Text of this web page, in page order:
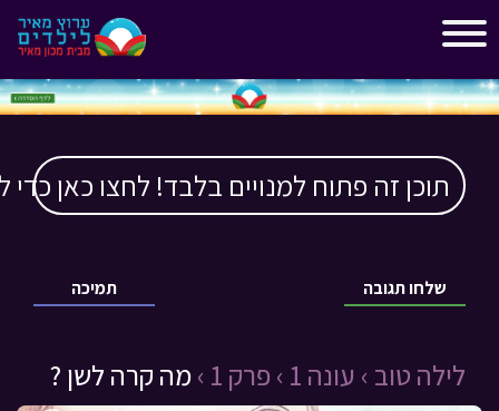
תוכן זה פתוח למנויים בלבד! לחצו כאן כדי
תמיכה שלחו תגובה
לילה טוב › עונה 1 › פרק 1 › מה קרה לשן ?